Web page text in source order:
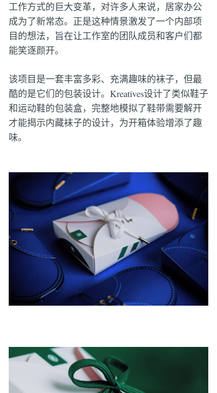
工作方式的巨大变革，对许多人来说，居家办公
成为了新常态。正是这种情景激发了一个内部项
目的想法，旨在让工作室的团队成员和客户们都
能笑逐颜开。
该项目是一套丰富多彩、充满趣味的袜子，但最
酷的是它们的包装设计。Kreatives设计了类似鞋子
和运动鞋的包装盒，完整地模拟了鞋带需要解开
才能揭示内藏袜子的设计，为开箱体验增添了趣
味。